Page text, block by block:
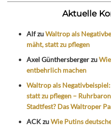
Aktuelle
AlfzuWaltrop als
mäht, statt zu pflegen
Axel Günthersbergerzu
entbehrlich machen
Waltrop als
statt zu pflegen –
Stadtfest? Das Waltroper
ACKzuWie Putins